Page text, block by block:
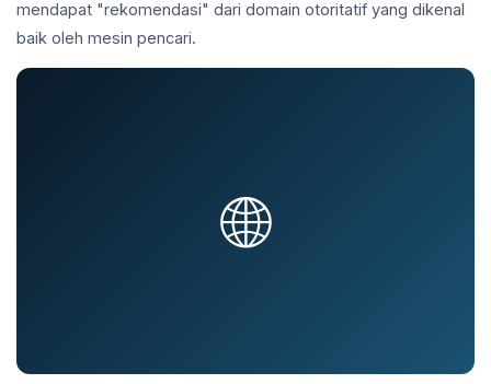
mendapat "rekomendasi" dari domain otoritatif yang dikenal
baik oleh mesin pencari.
🌐